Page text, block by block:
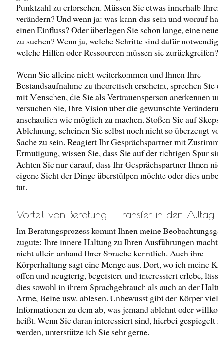
Punktzahl zu erforschen. Müssen Sie etwas innerhalb
verändern? Und wenn ja: was kann das sein und worauf
einen Einfluss? Oder überlegen Sie schon lange, eine
zu suchen? Wenn ja, welche Schritte sind dafür
welche Hilfen oder Ressourcen müssen sie zurückgreifen?
Wenn Sie alleine nicht weiterkommen und Ihnen Ihre
Bestandsaufnahme zu theoretisch erscheint, sprechen Sie
mit Menschen, die Sie als Vertrauensperson anerkennen
versuchen Sie, Ihre Vision über die gewünschte
anschaulich wie möglich zu machen. Stoßen Sie auf
Ablehnung, scheinen Sie selbst noch nicht so überzeugt
Sache zu sein. Reagiert Ihr Gesprächspartner mit
Ermutigung, wissen Sie, dass Sie auf der richtigen Spur
Achten Sie nur darauf, dass Ihr Gesprächspartner Ihnen
eigene Sicht der Dinge überstülpen möchte oder dies
tut.
Vorteil von Beratung – Transfer in den Alltag
Im Beratungsprozess kommt Ihnen meine
zugute: Ihre innere Haltung zu Ihren Ausführungen
nicht allein anhand Ihrer Sprache kenntlich. Auch ihre
Körperhaltung sagt eine Menge aus. Dort, wo ich meine
offen und neugierig, begeistert und interessiert erlebe,
dies sowohl in ihrem Sprachgebrauch als auch an der
Arme, Beine usw. ablesen. Unbewusst gibt der Körper
Informationen zu dem ab, was jemand ablehnt oder
heißt. Wenn Sie daran interessiert sind, hierbei gespiegelt
werden, unterstütze ich Sie sehr gerne.